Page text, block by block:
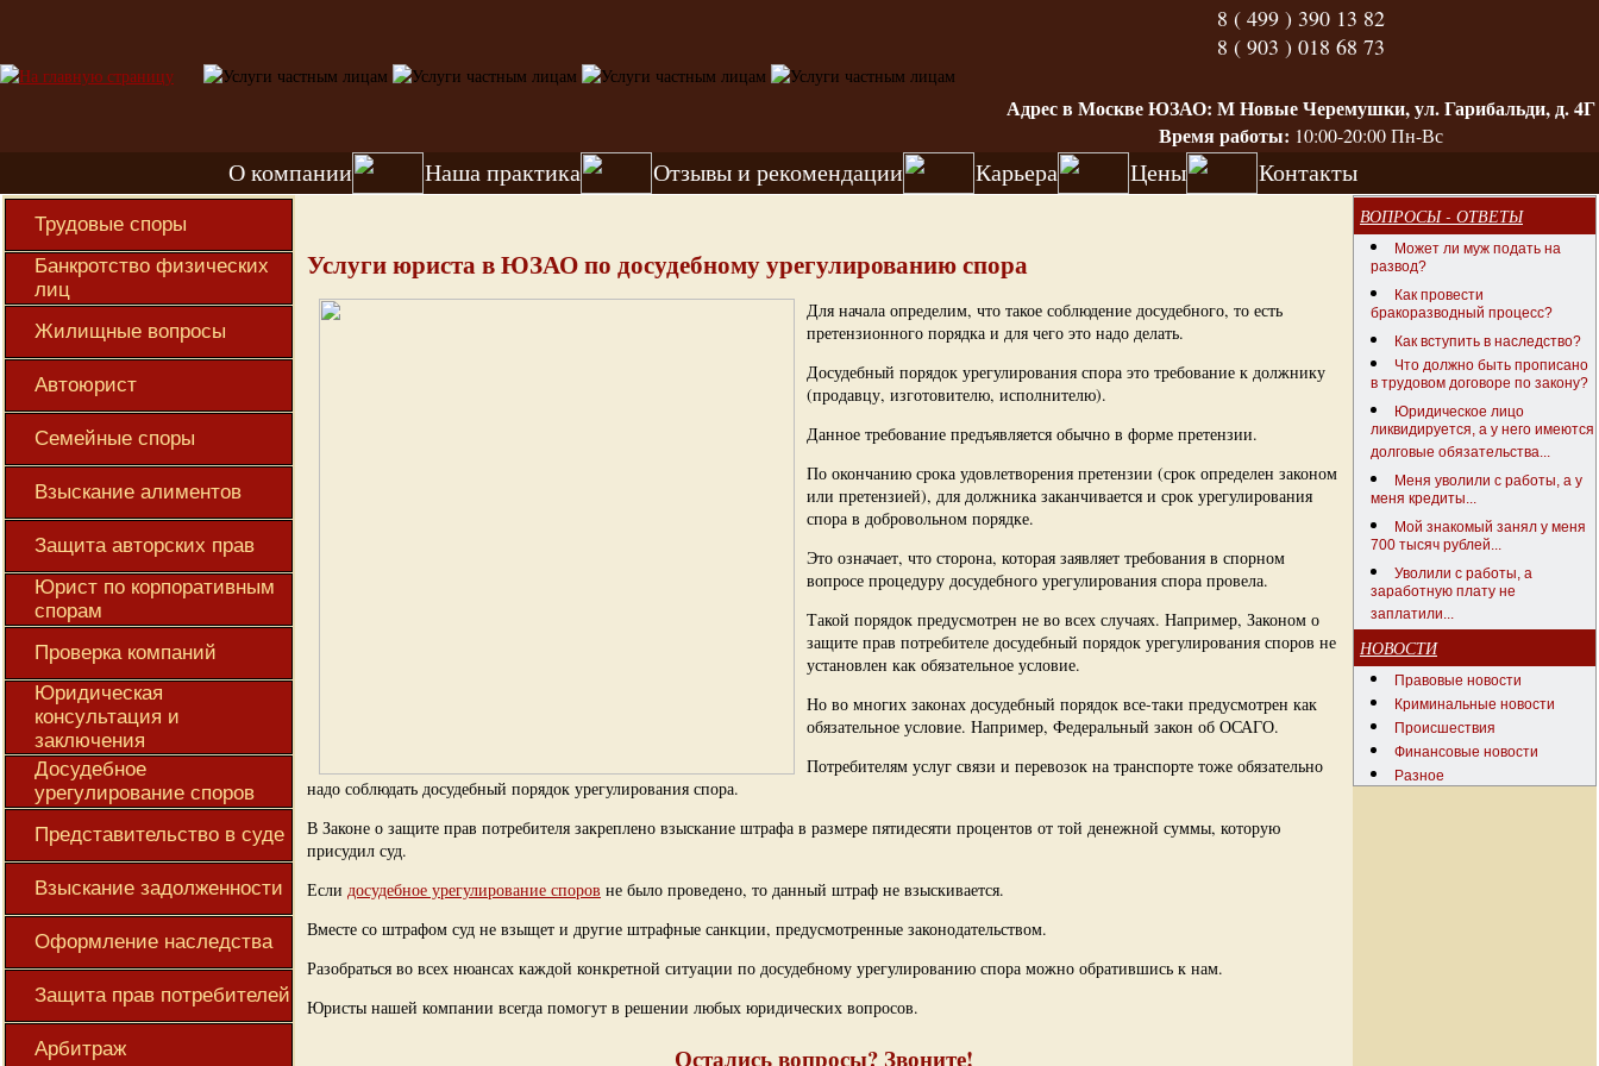
8 ( 499 ) 390 13 82
8 ( 903 ) 018 68 73
Адрес в Москве ЮЗАО: М Новые Черемушки, ул. Гарибальди, д. 4Г
Время работы: 10:00-20:00 Пн-Вс
О компании Наша практика Отзывы и рекомендации Карьера Цены Контакты
Трудовые споры
Банкротство физических
лиц
Жилищные вопросы
Автоюрист
Семейные споры
Взыскание алиментов
Защита авторских прав
Юрист по корпоративным
спорам
Проверка компаний
Юридическая
консультация и
заключения
Досудебное
урегулирование споров
Представительство в суде
Взыскание задолженности
Оформление наследства
Защита прав потребителей
Арбитраж
Услуги юриста в ЮЗАО по досудебному урегулированию спора
Для начала определим, что такое соблюдение досудебного, то есть
претензионного порядка и для чего это надо делать.
Досудебный порядок урегулирования спора это требование к должнику
(продавцу, изготовителю, исполнителю).
Данное требование предъявляется обычно в форме претензии.
По окончанию срока удовлетворения претензии (срок определен законом
или претензией), для должника заканчивается и срок урегулирования
спора в добровольном порядке.
Это означает, что сторона, которая заявляет требования в спорном
вопросе процедуру досудебного урегулирования спора провела.
Такой порядок предусмотрен не во всех случаях. Например, Законом о
защите прав потребителе досудебный порядок урегулирования споров не
установлен как обязательное условие.
Но во многих законах досудебный порядок все-таки предусмотрен как
обязательное условие. Например, Федеральный закон об ОСАГО.
Потребителям услуг связи и перевозок на транспорте тоже обязательно
надо соблюдать досудебный порядок урегулирования спора.
В Законе о защите прав потребителя закреплено взыскание штрафа в размере пятидесяти процентов от той денежной суммы, которую
присудил суд.
Если досудебное урегулирование споров не было проведено, то данный штраф не взыскивается.
Вместе со штрафом суд не взыщет и другие штрафные санкции, предусмотренные законодательством.
Разобраться во всех нюансах каждой конкретной ситуации по досудебному урегулированию спора можно обратившись к нам.
Юристы нашей компании всегда помогут в решении любых юридических вопросов.
Остались вопросы? Звоните!
ВОПРОСЫ - ОТВЕТЫ
Может ли муж подать на
развод?
Как провести
бракоразводный процесс?
Как вступить в наследство?
Что должно быть прописано
в трудовом договоре по закону?
Юридическое лицо
ликвидируется, а у него имеются
долговые обязательства...
Меня уволили с работы, а у
меня кредиты...
Мой знакомый занял у меня
700 тысяч рублей...
Уволили с работы, а
заработную плату не
заплатили...
НОВОСТИ
Правовые новости
Криминальные новости
Происшествия
Финансовые новости
Разное